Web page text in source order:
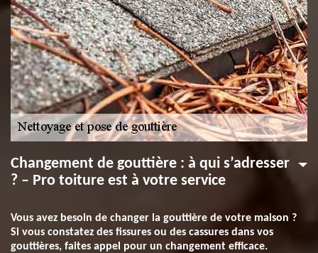
Changement de gouttière : à qui s’adresser
? – Pro toiture est à votre service
Vous avez besoin de changer la gouttière de votre maison ?
Si vous constatez des fissures ou des cassures dans vos
gouttières, faites appel pour un changement efficace.